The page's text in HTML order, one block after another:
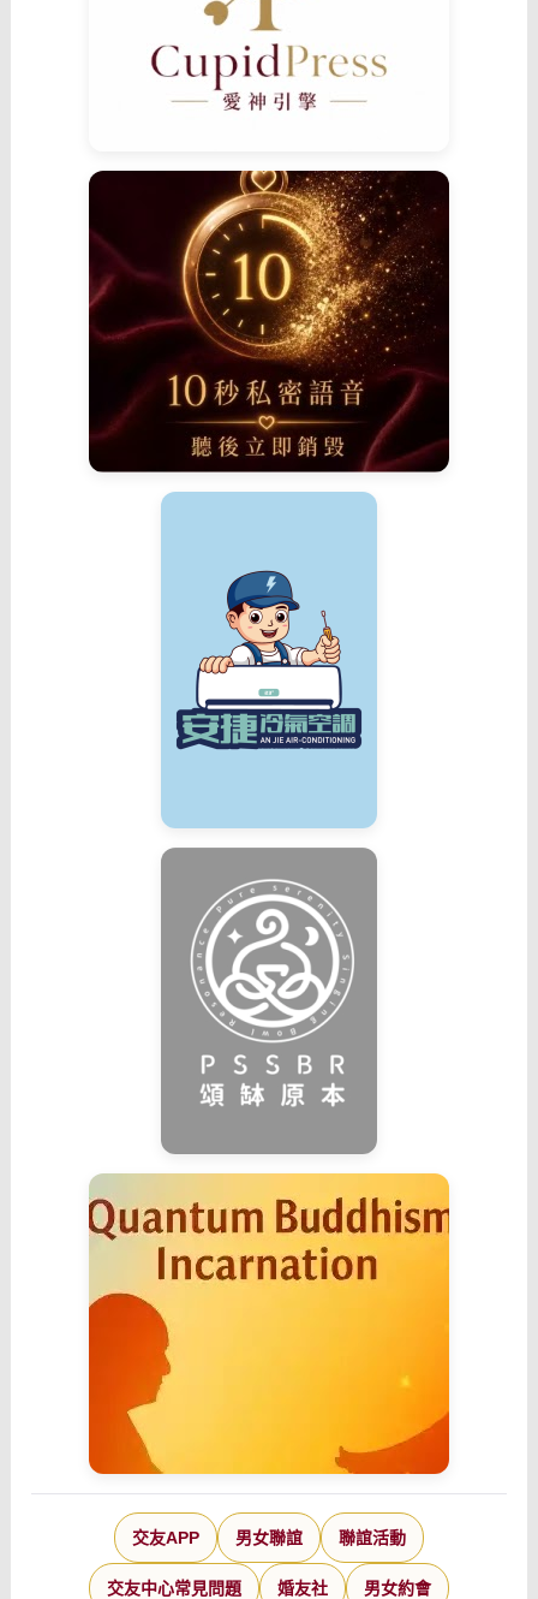
交友APP 男女聯誼 聯誼活動
交友中心常見問題 婚友社 男女約會